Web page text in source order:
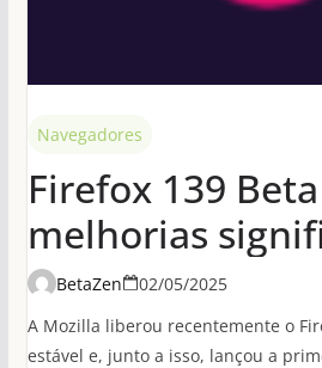
Navegadores
Firefox 139
melhorias
desempenho em
conexões
BetaZen
02/05/2025
A Mozilla liberou recentemente o
estável e, junto a isso, lançou a